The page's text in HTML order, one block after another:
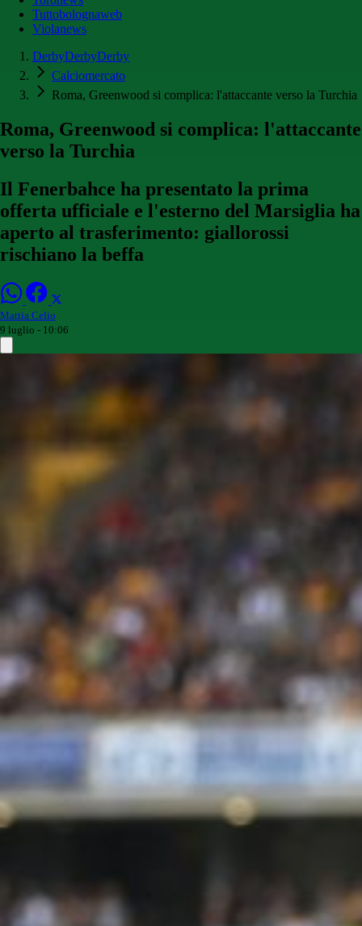
Tuttobolognaweb
Violanews
DerbyDerbyDerby
Calciomercato
Roma, Greenwood si complica: l'attaccante verso la Turchia
Roma, Greenwood si complica: l'attaccante
verso la Turchia
Il Fenerbahce ha presentato la prima
offerta ufficiale e l'esterno del Marsiglia ha
aperto al trasferimento: giallorossi
rischiano la beffa
Mattia Celio
9 luglio - 10:06